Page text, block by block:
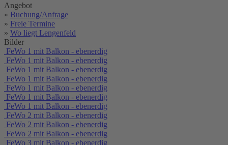
Angebot
» Buchung/Anfrage
» Freie Termine
» Wo liegt Lengenfeld
Bilder
FeWo 1 mit Balkon - ebenerdig
FeWo 1 mit Balkon - ebenerdig
FeWo 1 mit Balkon - ebenerdig
FeWo 1 mit Balkon - ebenerdig
FeWo 1 mit Balkon - ebenerdig
FeWo 1 mit Balkon - ebenerdig
FeWo 1 mit Balkon - ebenerdig
FeWo 2 mit Balkon - ebenerdig
FeWo 2 mit Balkon - ebenerdig
FeWo 2 mit Balkon - ebenerdig
FeWo 3 mit Balkon - ebenerdig